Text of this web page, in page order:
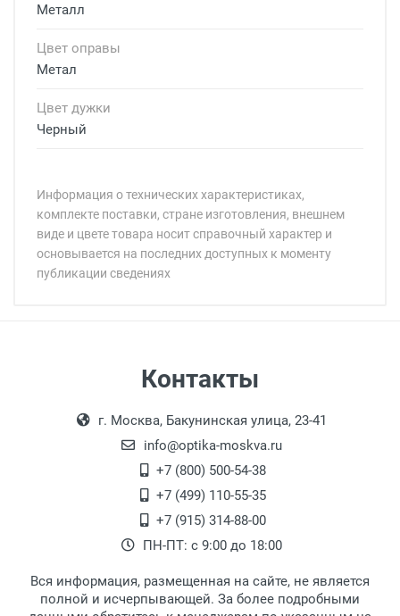
Металл
Цвет оправы
Метал
Цвет дужки
Черный
Информация о технических характеристиках,
комплекте поставки, стране изготовления, внешнем
виде и цвете товара носит справочный характер и
основывается на последних доступных к моменту
публикации сведениях
Самовывоз.
Оплата товара производится
наличными непосредственно на пункте
выдачи товара.
Перечисление средств на расчетный счет.
18:00, по субботам с 11:00 до 15:00, в
офисе по адресу: г. Москва,
Переведеновский переулок 17, корпус 1,
второй этаж, тел. +7 (499) 110-55-35.
После того, как заказ поступает в пункт
выдачи, наш менеджер связывается с
клиентом и оповещает о поступлении
Для получения товара при себе
Контакты
г. Москва, Бакунинская улица, 23-41
info@optika-moskva.ru
+7 (800) 500-54-38
+7 (499) 110-55-35
+7 (915) 314-88-00
ПН-ПТ: с 9:00 до 18:00
Вся информация, размещенная на сайте, не является
полной и исчерпывающей. За более подробными